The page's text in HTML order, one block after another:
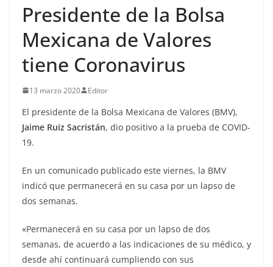
Presidente de la Bolsa
Mexicana de Valores
tiene Coronavirus
13 marzo 2020 Editor
El presidente de la Bolsa Mexicana de Valores (BMV),
Jaime Ruiz Sacristán, dio positivo a la prueba de COVID-
19.
En un comunicado publicado este viernes, la BMV
indicó que permanecerá en su casa por un lapso de
dos semanas.
«Permanecerá en su casa por un lapso de dos
semanas, de acuerdo a las indicaciones de su médico, y
desde ahí continuará cumpliendo con sus